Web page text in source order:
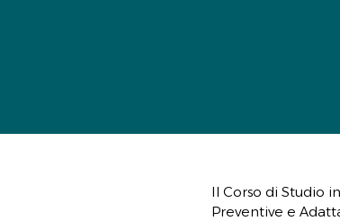
Il Corso di Studio
Preventive e